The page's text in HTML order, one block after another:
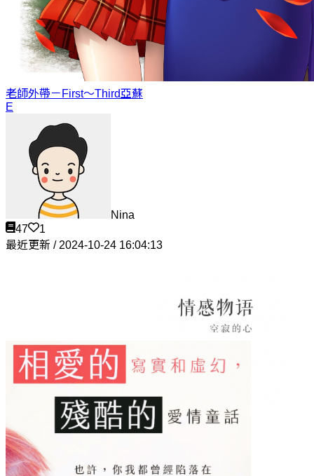
老師外帶－First～Third亞蘇
E
Nina
47
1
最近更新 / 2024-10-24 16:04:13